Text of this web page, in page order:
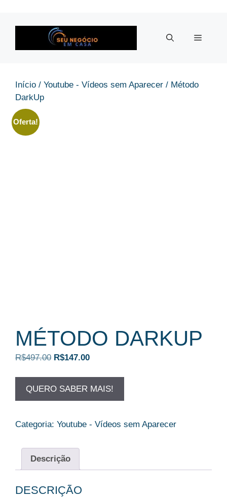
o
conteúdo
Menu
Início / Youtube - Vídeos sem Aparecer / Método
DarkUp
Oferta!
MÉTODO DARKUP
R$497.00 O
era:
R$147.00O
é:
QUERO SABER MAIS!
Categoria: Youtube - Vídeos sem Aparecer
Descrição
DESCRIÇÃO